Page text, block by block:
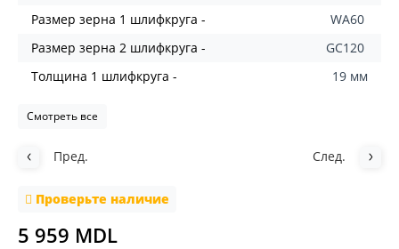
Размер зерна 1 шлифкруга -
WA60
Размер зерна 2 шлифкруга -
GC120
Толщина 1 шлифкруга -
19 мм
Смотреть все
Пред. След.
Проверьте наличие
5 959 MDL